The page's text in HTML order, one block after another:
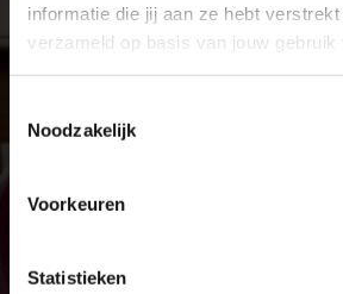
informatie die jij aan ze hebt
verzameld op basis van jouw gebruik
Noodzakelijk
Voorkeuren
Statistieken
Aangenaam
thuis.